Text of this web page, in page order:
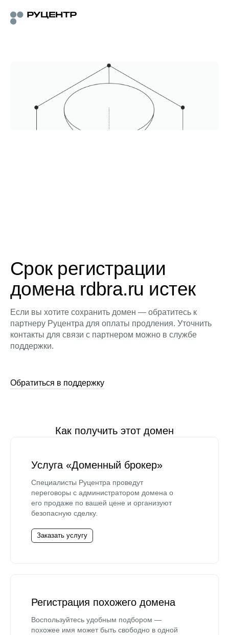
Срок регистрации
домена rdbra.ru истек
Если вы хотите сохранить домен — обратитесь к
партнеру Руцентра для оплаты продления. Уточнить
контакты для связи с партнером можно в службе
поддержки.
Обратиться в поддержку
Как получить этот домен
Услуга «Доменный брокер»
Специалисты Руцентра проведут
переговоры с администратором домена о
его продаже по вашей цене и организуют
безопасную сделку.
Заказать услугу
Регистрация похожего домена
Воспользуйтесь удобным подбором —
похожее имя может быть свободно в одной